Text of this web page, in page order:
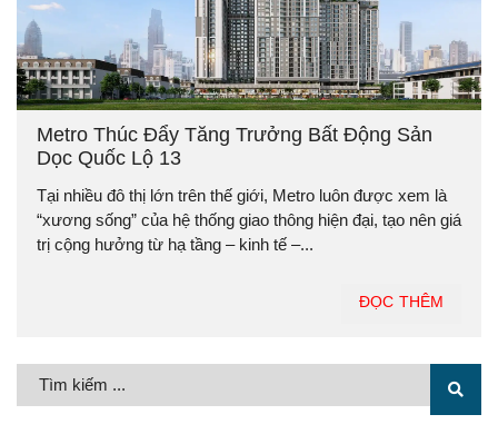
Metro Thúc Đẩy Tăng Trưởng Bất Động Sản
Dọc Quốc Lộ 13
Tại nhiều đô thị lớn trên thế giới, Metro luôn được xem là
“xương sống” của hệ thống giao thông hiện đại, tạo nên giá
trị cộng hưởng từ hạ tầng – kinh tế –...
ĐỌC THÊM